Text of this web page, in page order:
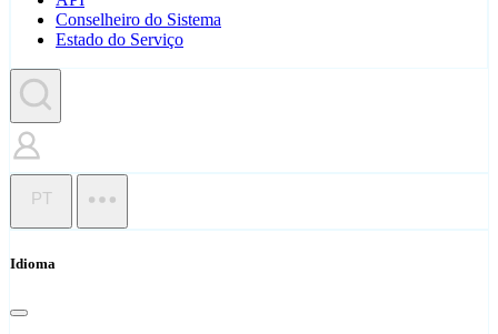
Conselheiro do Sistema
Estado do Serviço
PT
Idioma